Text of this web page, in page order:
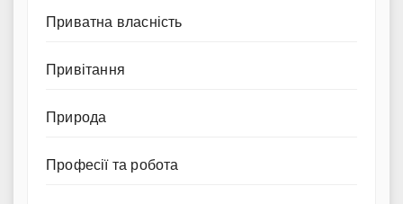
Приватна власність
Привітання
Природа
Професії та робота